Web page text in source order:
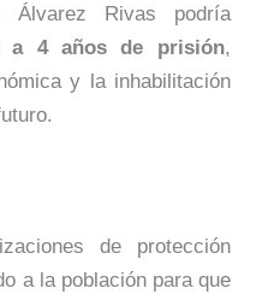
Álvarez Rivas podría
a 4 años de prisión,
y la inhabilitación
de protección
a la población para que